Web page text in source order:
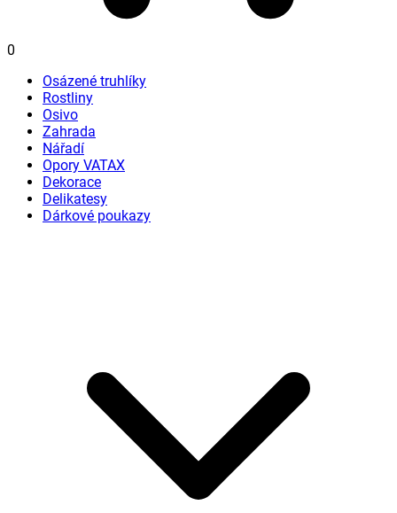
0
Osázené truhlíky
Rostliny
Osivo
Zahrada
Nářadí
Opory VATAX
Dekorace
Delikatesy
Dárkové poukazy